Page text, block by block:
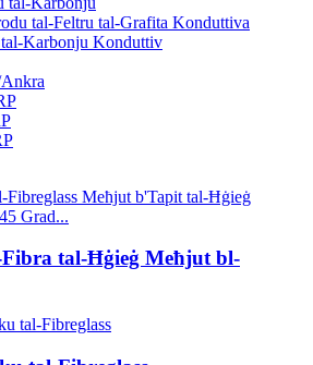
tal-Feltru tal-Grafita Konduttiva
tal-Karbonju Konduttiv
tal-Ħġieġ Meħjut bl-